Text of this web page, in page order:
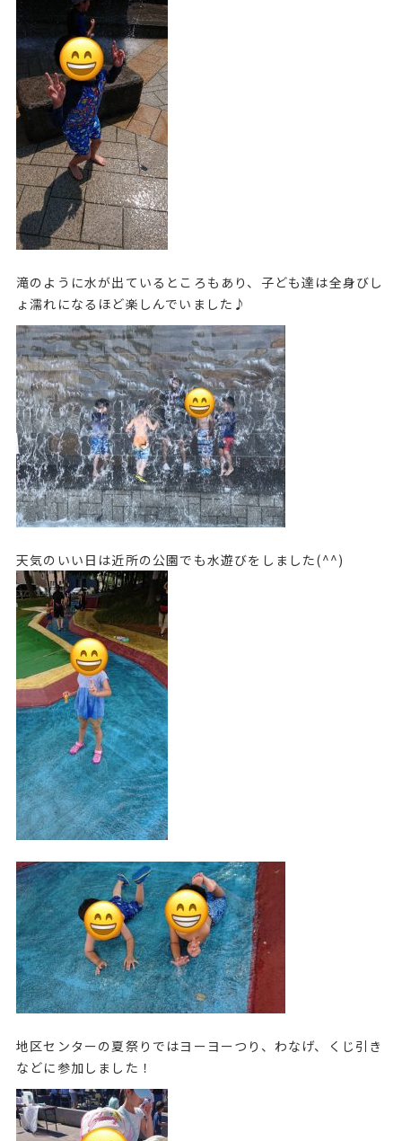
滝のように水が出ているところもあり、子ども達は全身びし
ょ濡れになるほど楽しんでいました♪
天気のいい日は近所の公園でも水遊びをしました(^^)
地区センターの夏祭りではヨーヨーつり、わなげ、くじ引き
などに参加しました！